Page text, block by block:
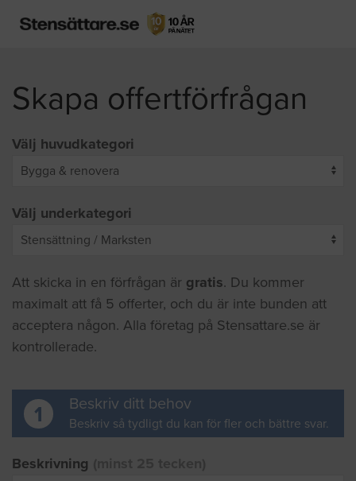
Skapa offertförfrågan
Välj huvudkategori
Välj underkategori
Att skicka in en förfrågan är gratis. Du kommer
maximalt att få 5 offerter, och du är inte bunden att
acceptera någon. Alla företag på Stensattare.se är
kontrollerade.
1 Beskriv ditt behov
Beskriv så tydligt du kan för fler och bättre svar.
Beskrivning